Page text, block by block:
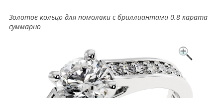
Золотое кольцо для помолвки с бриллиантами 0.8 карата
суммарно